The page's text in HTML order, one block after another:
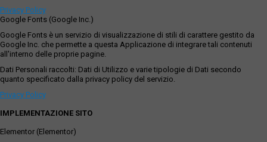
Privacy Policy
Google Fonts (Google Inc.)
Google Fonts è un servizio di visualizzazione di stili di carattere gestito da
Google Inc. che permette a questa Applicazione di integrare tali contenuti
all'interno delle proprie pagine.
Dati Personali raccolti: Dati di Utilizzo e varie tipologie di Dati secondo
quanto specificato dalla privacy policy del servizio.
Privacy Policy
IMPLEMENTAZIONE SITO
Elementor (Elementor)